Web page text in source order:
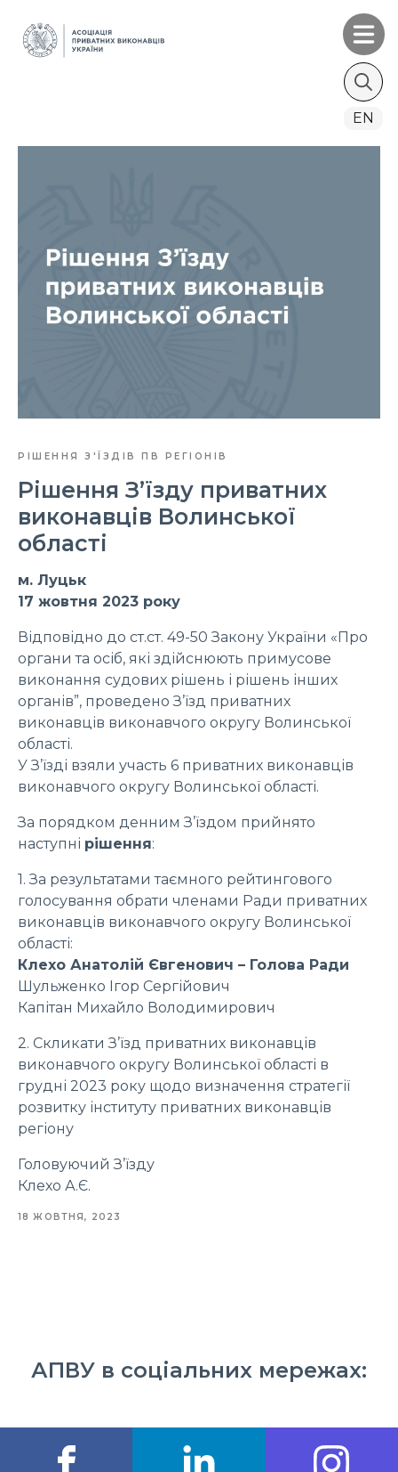
Search
EN
РІШЕННЯ З'ЇЗДІВ ПВ РЕГІОНІВ
Рішення З’їзду приватних
виконавців Волинської
області
м. Луцьк
17 жовтня 2023 року
Відповідно до ст.ст. 49-50 Закону України «Про
органи та осіб, які здійснюють примусове
виконання судових рішень і рішень інших
органів”, проведено З’їзд приватних
виконавців виконавчого округу Волинської
області.
У З’їзді взяли участь 6 приватних виконавців
виконавчого округу Волинської області.
За порядком денним З’їздом прийнято
наступні рішення:
1. За результатами таємного рейтингового
голосування обрати членами Ради приватних
виконавців виконавчого округу Волинської
області:
Клехо Анатолій Євгенович – Голова Ради
Шульженко Ігор Сергійович
Капітан Михайло Володимирович
2. Скликати З’їзд приватних виконавців
виконавчого округу Волинської області в
грудні 2023 року щодо визначення стратегії
розвитку інституту приватних виконавців
регіону
Головуючий З’їзду
Клехо А.Є.
18 ЖОВТНЯ, 2023
АПВУ в соціальних мережах: